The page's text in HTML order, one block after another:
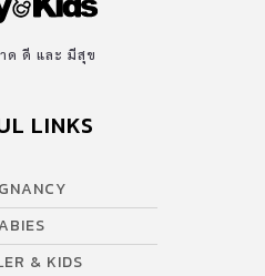
อเชื่อมแบรนด์กับวัฒนธรรมที่เกิดขึ้น
ารสร้างศูนย์กลางวัฒนธรรมของ
แท้จริง ซึ่งจะส่งผลดีในเชิงธุรกิจ
เดียแบรนด์ส เพื่อใช้สร้างกลยุทธ์
างสรรค์ ดร. ธราภุช จารุวัฒนะ
มีเดียแบรนด์ส ประเทศไทย กล่าว
ด ดี และ มีสุข
LINKS
& KIDS